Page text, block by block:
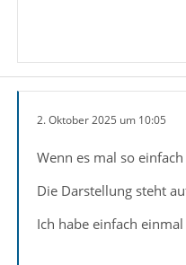
2. Oktober 2025 um 10:05
Wenn es mal so
Die Darstellung steht
Ich habe einfach